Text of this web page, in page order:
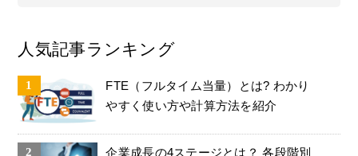
人気記事ランキング
FTE（フルタイム当量）とは? わかり
やすく使い方や計算方法を紹介
企業成長の4ステージとは？ 各段階別